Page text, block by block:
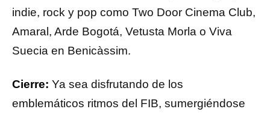
indie, rock y pop como Two Door Cinema Club,
Amaral, Arde Bogotá, Vetusta Morla o Viva
Suecia en Benicàssim.
Cierre: Ya sea disfrutando de los
emblemáticos ritmos del FIB, sumergiéndose